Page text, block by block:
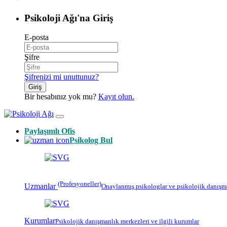
Psikoloji Ağı'na Giriş
E-posta
Şifre
Şifrenizi mi unuttunuz?
Giriş
Bir hesabınız yok mu? Kayıt olun.
Paylaşımlı Ofis
Psikolog Bul
Uzmanlar (Profesyoneller)Onaylanmış psikologlarve psikolojik
KurumlarPsikolojik danışmanlık merkezleri ve ilgili kurumlar